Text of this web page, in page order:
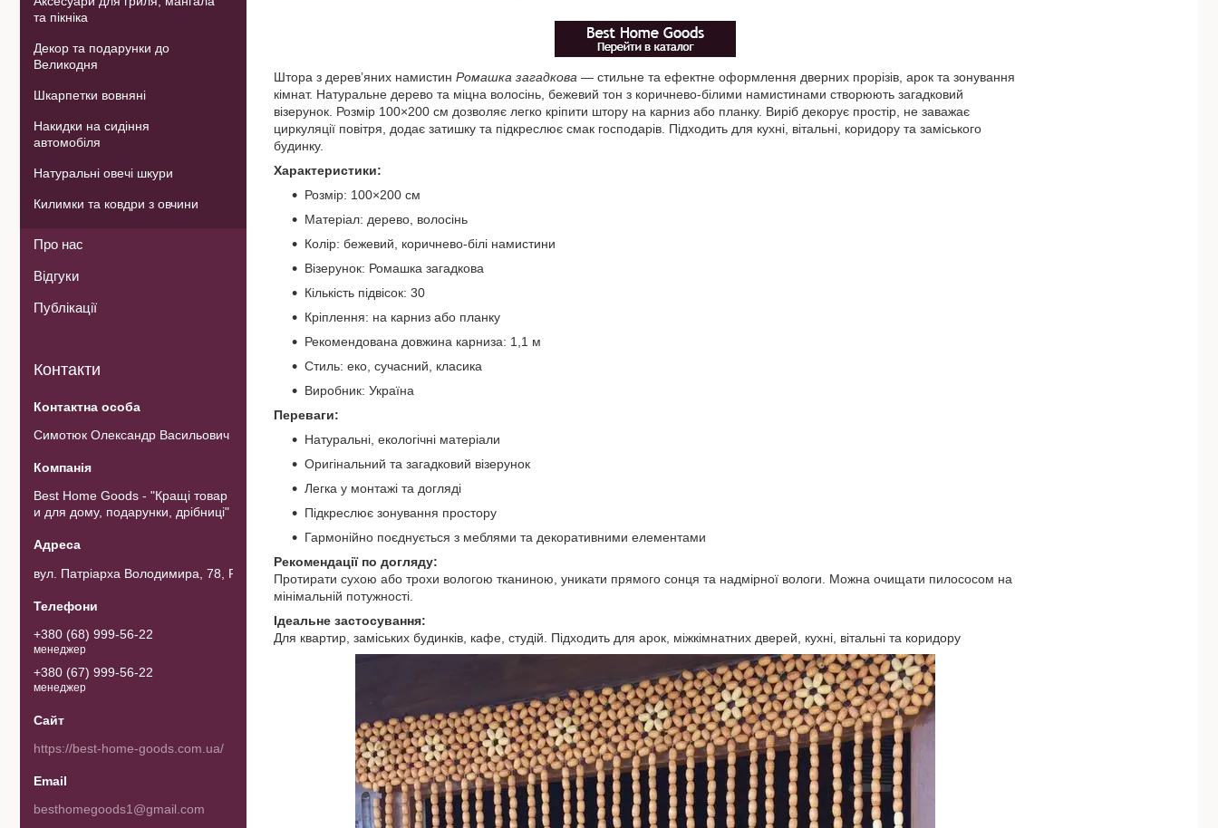
Штора з дерев’яних намистин Ромашка загадкова — стильне та ефектне оформлення дверних прорізів, арок та зонування
кімнат. Натуральне дерево та міцна волосінь, бежевий тон з коричнево-білими намистинами створюють загадковий
візерунок. Розмір 100×200 см дозволяє легко кріпити штору на карниз або планку. Виріб декорує простір, не заважає
циркуляції повітря, додає затишку та підкреслює смак господарів. Підходить для кухні, вітальні, коридору та заміського
будинку.
Характеристики:
Розмір: 100×200 см
Матеріал: дерево, волосінь
Колір: бежевий, коричнево-білі намистини
Візерунок: Ромашка загадкова
Кількість підвісок: 30
Кріплення: на карниз або планку
Рекомендована довжина карниза: 1,1 м
Стиль: еко, сучасний, класика
Виробник: Україна
Переваги:
Натуральні, екологічні матеріали
Оригінальний та загадковий візерунок
Легка у монтажі та догляді
Підкреслює зонування простору
Гармонійно поєднується з меблями та декоративними елементами
Рекомендації по догляду:
Протирати сухою або трохи вологою тканиною, уникати прямого сонця та надмірної вологи. Можна очищати пилососом на
мінімальній потужності.
Ідеальне застосування:
Для квартир, заміських будинків, кафе, студій. Підходить для арок, міжкімнатних дверей, кухні, вітальні та коридору
та пікніка
Декор та подарунки до
Великодня
Шкарпетки вовняні
Накидки на сидіння
автомобіля
Натуральні овечі шкури
Килимки та ковдри з овчини
Про нас
Відгуки
Публікації
Контакти
Симотюк Олександр Васильович
Best Home Goods - "Кращі товар
и для дому, подарунки, дрібниці"
вул. Патріарха Володимира, 78, Рожнов, Україна
+380 (68) 999-56-22
менеджер
+380 (67) 999-56-22
менеджер
https://best-home-goods.com.ua/
besthomegoods1@gmail.com